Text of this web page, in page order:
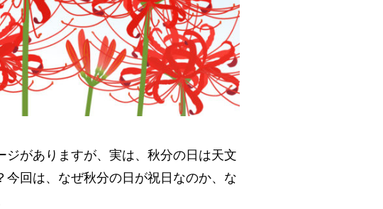
がありますが、実は、秋分の日は天文
回は、なぜ秋分の日が祝日なのか、な